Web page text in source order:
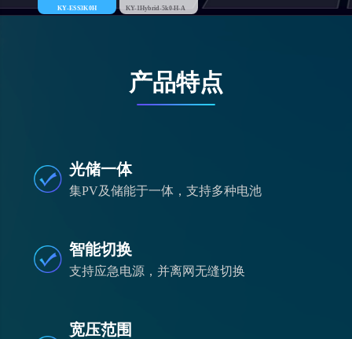
KY-ESS3K0H KY-1Hybrid-5k0-H-A
产品特点
光储一体
集PV及储能于一体，支持多种电池
智能切换
支持应急电源，并离网无缝切换
宽压范围